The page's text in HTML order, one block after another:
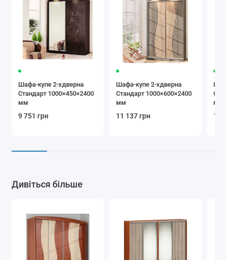
Шафа-купе 2-хдверна
Стандарт 1000×450×2400
мм
9 751 грн
Шафа-купе 2-хдверна
Стандарт 1000×600×2400
мм
11 137 грн
мм
10
Дивіться більше